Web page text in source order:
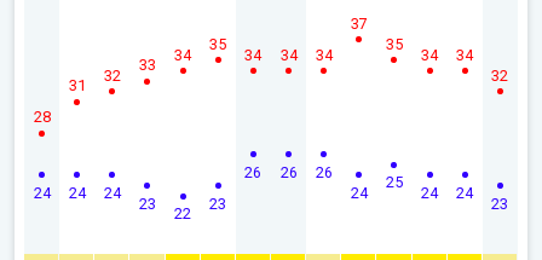
24
28
24
31
24
32
23
33
22
34
23
35
26
34
26
34
26
34
24
37
25
35
24
34
24
34
23
32